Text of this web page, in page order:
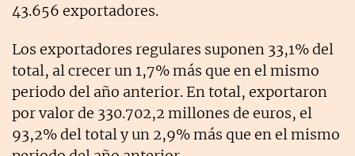
43.656 exportadores.
Los exportadores regulares suponen 33,1% del
total, al crecer un 1,7% más que en el mismo
periodo del año anterior. En total, exportaron
por valor de 330.702,2 millones de euros, el
93,2% del total y un 2,9% más que en el mismo